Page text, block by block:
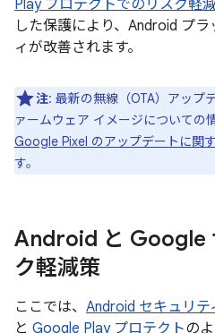
Play プロテクトでのリスク軽
した保護により、Android プ
ィが改善されます。
注: 最新の無線（OTA）アップ
ァームウェア イメージについての
Google Pixel のアップデートに関
す。
Android と Google
ク軽減策
ここでは、 Android セキュリ
と Google Play プロテクトの